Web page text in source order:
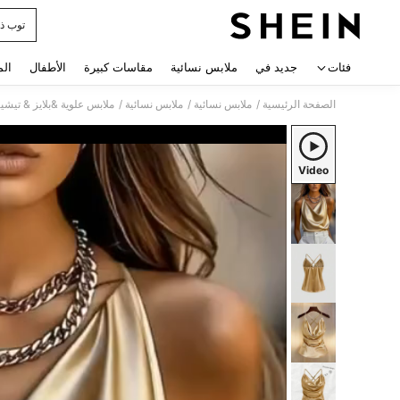
توب
فئات جديد في ملابس نسائية مقاسات كبيرة الأطفال
الصفحة الرئيسية / ملابس نسائية / ملابس نسائية / ملابس علوية &بلايز &
Video